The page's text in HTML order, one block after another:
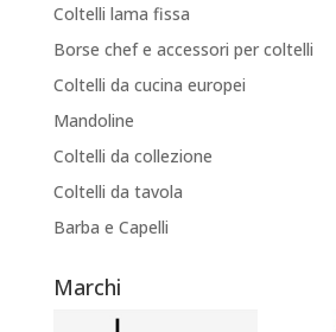
Coltelli lama fissa
Borse chef e accessori per coltelli
Coltelli da cucina europei
Mandoline
Coltelli da collezione
Coltelli da tavola
Barba e Capelli
Marchi